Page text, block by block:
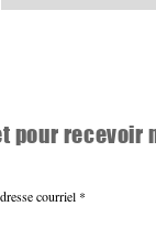
pour recevoir
courriel